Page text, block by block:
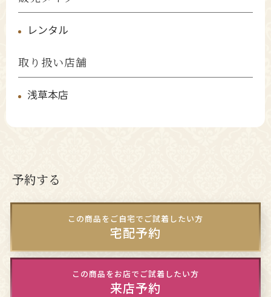
レンタル
取り扱い店舗
浅草本店
予約する
この商品をご自宅でご試着したい方
宅配予約
この商品をお店でご試着したい方
来店予約